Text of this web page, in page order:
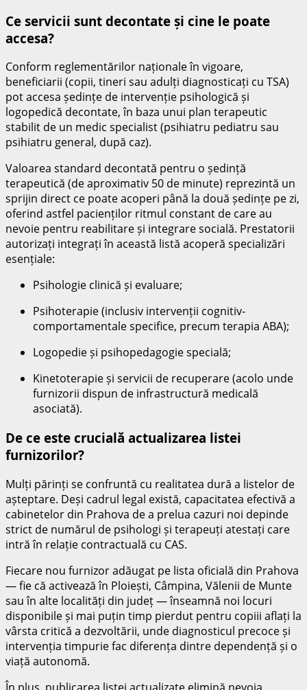
Ce servicii sunt decontate și cine le poate
accesa?
Conform reglementărilor naționale în vigoare,
beneficiarii (copii, tineri sau adulți diagnosticați cu TSA)
pot accesa ședințe de intervenție psihologică și
logopedică decontate, în baza unui plan terapeutic
stabilit de un medic specialist (psihiatru pediatru sau
psihiatru general, după caz).
Valoarea standard decontată pentru o ședință
terapeutică (de aproximativ 50 de minute) reprezintă un
sprijin direct ce poate acoperi până la două ședințe pe zi,
oferind astfel pacienților ritmul constant de care au
nevoie pentru reabilitare și integrare socială. Prestatorii
autorizați integrați în această listă acoperă specializări
esențiale:
Psihologie clinică și evaluare;
Psihoterapie (inclusiv intervenții cognitiv-
comportamentale specifice, precum terapia ABA);
Logopedie și psihopedagogie specială;
Kinetoterapie și servicii de recuperare (acolo unde
furnizorii dispun de infrastructură medicală
asociată).
De ce este crucială actualizarea listei
furnizorilor?
Mulți părinți se confruntă cu realitatea dură a listelor de
așteptare. Deși cadrul legal există, capacitatea efectivă a
cabinetelor din Prahova de a prelua cazuri noi depinde
strict de numărul de psihologi și terapeuți atestați care
intră în relație contractuală cu CAS.
Fiecare nou furnizor adăugat pe lista oficială din Prahova
— fie că activează în Ploiești, Câmpina, Vălenii de Munte
sau în alte localități din județ — înseamnă noi locuri
disponibile și mai puțin timp pierdut pentru copiii aflați la
vârsta critică a dezvoltării, unde diagnosticul precoce și
intervenția timpurie fac diferența dintre dependență și o
viață autonomă.